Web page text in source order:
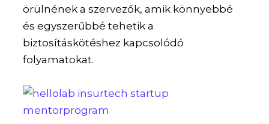
örülnének a szervezők, amik könnyebbé
és egyszerűbbé tehetik a
biztosításkötéshez kapcsolódó
folyamatokat.